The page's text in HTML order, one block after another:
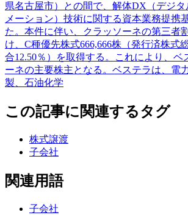
県名古屋市）との間で、解体DX（デジ
メーション）技術に関する資本業務提携
た。本件に伴い、クラッソーネの第三者
け、C種優先株式666,666株（発行済株式
合12.50％）を取得する。これにより、ベ
ーネの主要株主となる。ベステラは、電
製、石油化学
この記事に関連するタグ
株式譲渡
子会社
関連用語
子会社